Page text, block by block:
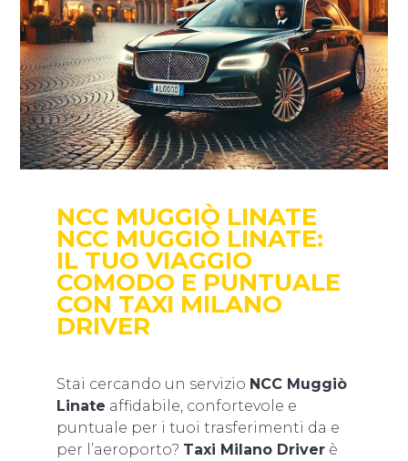
NCC MUGGIÒ LINATE
NCC MUGGIÒ LINATE:
IL TUO VIAGGIO
COMODO E PUNTUALE
CON TAXI MILANO
DRIVER
Stai cercando un servizio NCC Muggiò
Linate affidabile, confortevole e
puntuale per i tuoi trasferimenti da e
per l’aeroporto? Taxi Milano Driver è